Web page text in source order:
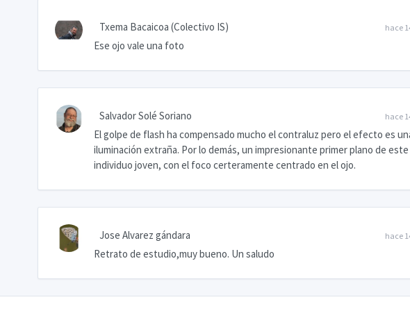
hace
Txema Bacaicoa (Colectivo IS)
Ese ojo vale una foto
hace
Salvador Solé Soriano
El golpe de flash ha compensado mucho el contraluz pero el efecto es
iluminación extraña. Por lo demás, un impresionante primer plano de este
individuo joven, con el foco certeramente centrado en el ojo.
hace
Jose Alvarez gándara
Retrato de estudio,muy bueno. Un saludo